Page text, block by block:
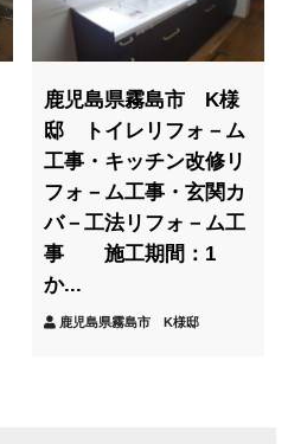
鹿児島県霧島市 K様
邸 トイレリフォ－ム
工事・キッチン改修リ
フォ－ム工事・玄関カ
バ－工法リフォ－ム工
事 施工期間：1
か...
鹿児島県霧島市 K様邸